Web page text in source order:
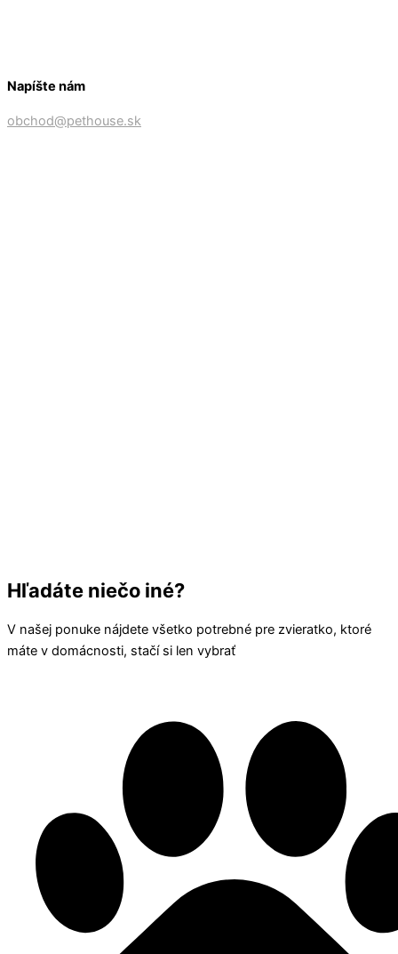
Napíšte nám
obchod@pethouse.sk
Hľadáte niečo iné?
V našej ponuke nájdete všetko potrebné pre zvieratko, ktoré
máte v domácnosti, stačí si len vybrať